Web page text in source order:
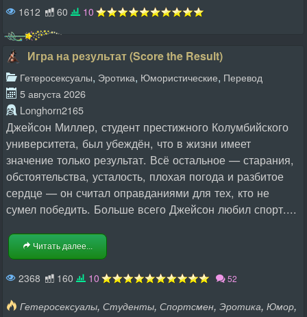
1612 60 10
Игра на результат (Score the Result)
Гетеросексуалы, Эротика, Юмористические, Перевод
5 августа 2026
Longhorn2165
Джейсон Миллер, студент престижного Колумбийского
университета, был убеждён, что в жизни имеет
значение только результат. Всё остальное — старания,
обстоятельства, усталость, плохая погода и разбитое
сердце — он считал оправданиями для тех, кто не
сумел победить. Больше всего Джейсон любил спорт....
Читать далее...
2368 160 10 52
Гетеросексуалы, Студенты, Спортсмен, Эротика, Юмор,